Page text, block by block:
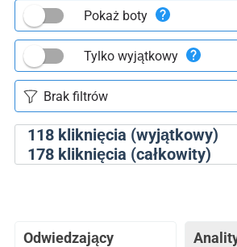
118kliknięcia (wyjątkowy)
178kliknięcia (całkowity)
Pokaż boty
Tylko wyjątkowy
Odwiedzający